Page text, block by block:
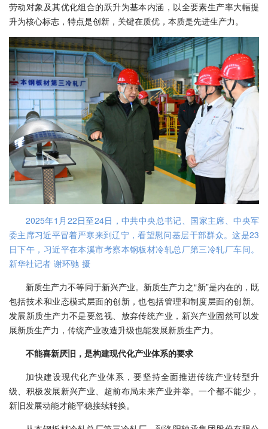
劳动对象及其优化组合的跃升为基本内涵，以全要素生产率大幅提
升为核心标志，特点是创新，关键在质优，本质是先进生产力。
2025年1月22日至24日，中共中央总书记、国家主席、中央军
委主席习近平冒着严寒来到辽宁，看望慰问基层干部群众。这是23
日下午，习近平在本溪市考察本钢板材冷轧总厂第三冷轧厂车间。
新华社记者 谢环驰 摄
新质生产力不等同于新兴产业。新质生产力之“新”是内在的，既
包括技术和业态模式层面的创新，也包括管理和制度层面的创新。
发展新质生产力不是要忽视、放弃传统产业，新兴产业固然可以发
展新质生产力，传统产业改造升级也能发展新质生产力。
不能喜新厌旧，是构建现代化产业体系的要求
加快建设现代化产业体系，要坚持全面推进传统产业转型升
级、积极发展新兴产业、超前布局未来产业并举。一个都不能少，
新旧发展动能才能平稳接续转换。